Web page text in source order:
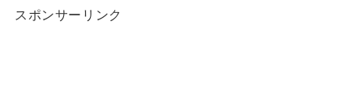
スポンサーリンク